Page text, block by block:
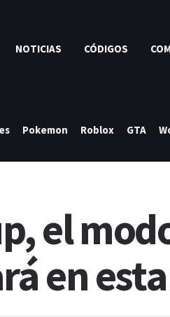
NOTICIAS CÓDIGOS
Pokemon Roblox GTA
el
en